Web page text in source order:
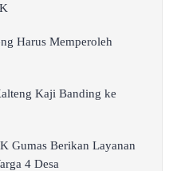
Harus Memperoleh
Kaji Banding ke
Gumas Berikan Layanan
4 Desa